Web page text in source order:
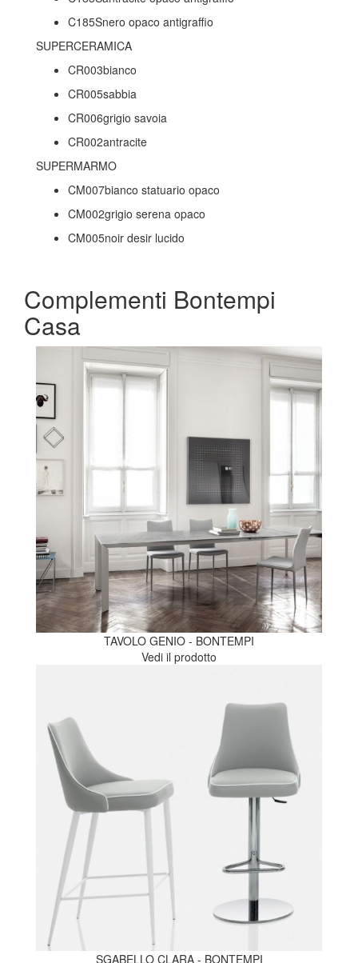
C185Snero opaco antigraffio
SUPERCERAMICA
CR003bianco
CR005sabbia
CR006grigio savoia
CR002antracite
SUPERMARMO
CM007bianco statuario opaco
CM002grigio serena opaco
CM005noir desir lucido
Complementi Bontempi
Casa
TAVOLO GENIO - BONTEMPI
Vedi il prodotto
SGABELLO CLARA - BONTEMPI